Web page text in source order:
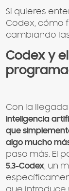
Si quieres
Codex, cómo
cambiando
Codex y
Con la
inteligencia
que
algo mucho
paso más. El
5.3-Codex, un